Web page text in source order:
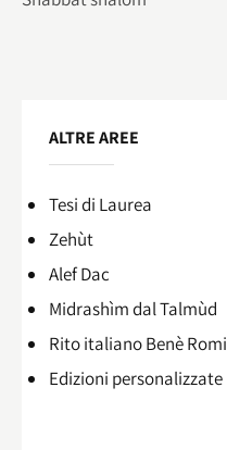
ALTRE AREE
Tesi di Laurea
Zehùt
Alef Dac
Midrashìm dal Talmùd
Rito italiano Benè Romi​
Edizioni personalizzate